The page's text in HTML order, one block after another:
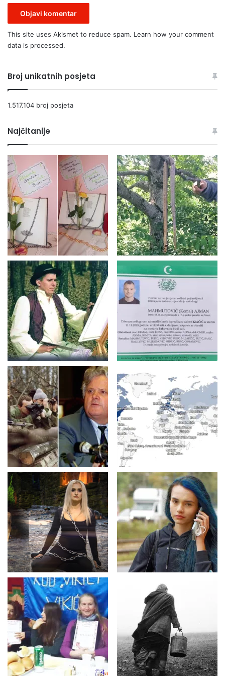
This site uses Akismet to reduce spam. Learn how your comment
data is processed.
Broj unikatnih posjeta
1.517.104 broj posjeta
Najčitanije